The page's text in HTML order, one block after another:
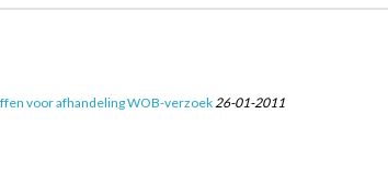
voor afhandeling WOB-verzoek26-01-2011